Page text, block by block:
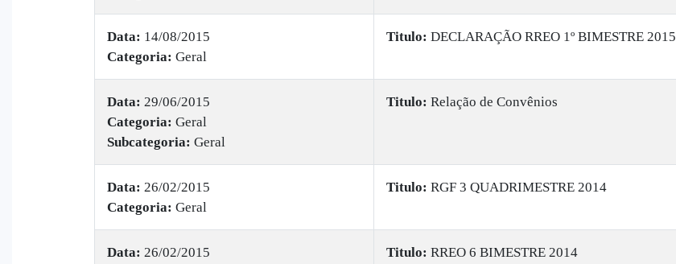
Data: 14/08/2015
Categoria: Geral
Titulo: DECLARAÇÃO RREO 1º BIMESTRE 2015
Data: 29/06/2015
Categoria: Geral
Subcategoria: Geral
Titulo: Relação de Convênios
Data: 26/02/2015
Categoria: Geral
Titulo: RGF 3 QUADRIMESTRE 2014
Data: 26/02/2015
Titulo: RREO 6 BIMESTRE 2014